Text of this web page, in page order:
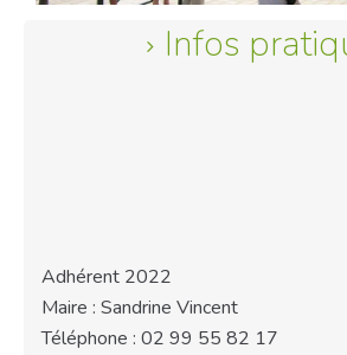
Infos
Adhérent 2022
Maire : Sandrine Vincent
Téléphone : 02 99 55 82 17